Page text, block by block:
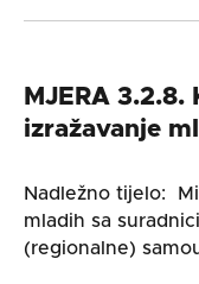
MJERA
izražavanje
Nadležno tijelo:
mladih sa
(regionalne)